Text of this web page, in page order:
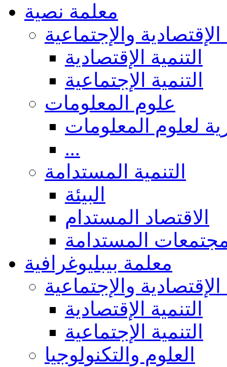
معلمة نصية
الإقتصادية والإجتماعية
التنمية الإقتصادية
التنمية الإجتماعية
علوم المعلومات
لعلوم المعلومات
...
التنمية المستدامة
البيئة
الاقتصاد المستدام
المستدامة
معلمة بيبليوغرافية
الإقتصادية والإجتماعية
التنمية الإقتصادية
التنمية الإجتماعية
العلوم والتكنولوجيا